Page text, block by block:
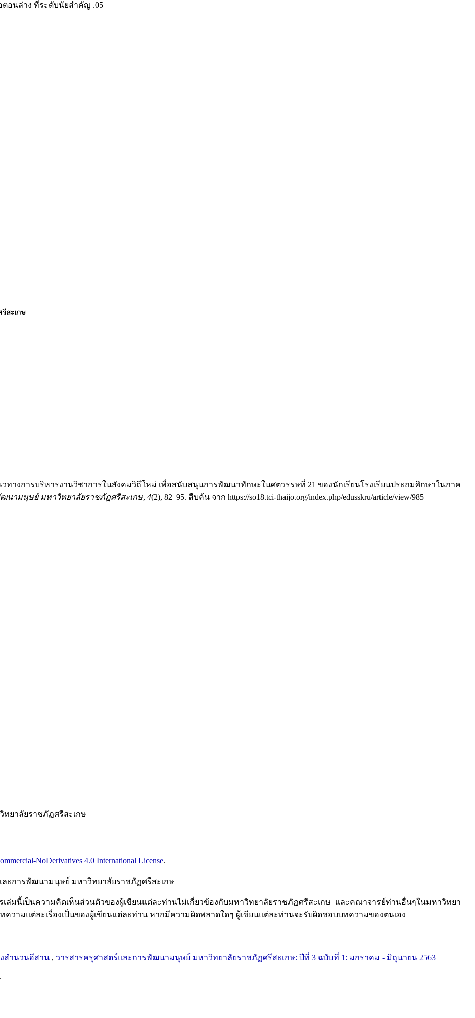
อนล่าง ที่ระดับนัยสำคัญ .05
วทางการบริหารงานวิชาการในสังคมวิถีใหม่ เพื่อสนับสนุนการพัฒนาทักษะในศตวรรษที่ 21 ของนักเรียนโรงเรียนประถมศึกษาในภาค
นามนุษย์ มหาวิทยาลัยราชภัฏศรีสะเกษ, 4(2), 82–95. สืบค้น จาก https://so18.tci-thaijo.org/index.php/edusskru/article/view/985
ยาลัยราชภัฏศรีสะเกษ
NoDerivatives 4.0 International License.
ะการพัฒนามนุษย์ มหาวิทยาลัยราชภัฏศรีสะเกษ
ล่มนี้เป็นความคิดเห็นส่วนตัวของผู้เขียนแต่ละท่านไม่เกี่ยวข้องกับมหาวิทยาลัยราชภัฏศรีสะเกษ และคณาจารย์ท่านอื่นๆในมหาวิทยา
วามแต่ละเรื่องเป็นของผู้เขียนแต่ละท่าน หากมีความผิดพลาดใดๆ ผู้เขียนแต่ละท่านจะรับผิดชอบบทความของตนเอง
สํานวนอีสาน , วารสารครุศาสตร์และการพัฒนามนุษย์ มหาวิทยาลัยราชภัฏศรีสะเกษ: ปีที่ 3 ฉบับที่ 1: มกราคม - มิถุนายน 2563